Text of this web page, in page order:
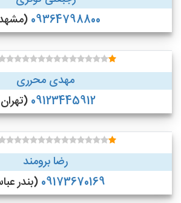
09364798800
مهدی محرری
09123445912
رضا برومند
09173670169(بندر